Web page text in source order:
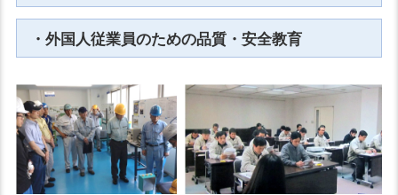
・外国人従業員のための品質・安全教育